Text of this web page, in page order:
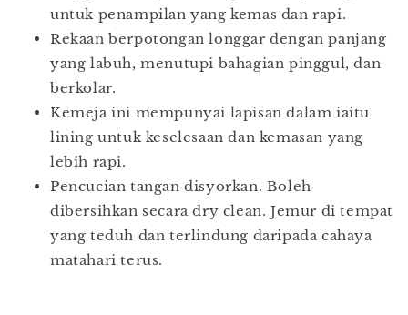
untuk penampilan yang kemas dan rapi.
Rekaan berpotongan longgar dengan panjang
yang labuh, menutupi bahagian pinggul, dan
berkolar.
Kemeja ini mempunyai lapisan dalam iaitu
lining untuk keselesaan dan kemasan yang
lebih rapi.
Pencucian tangan disyorkan. Boleh
dibersihkan secara dry clean. Jemur di tempat
yang teduh dan terlindung daripada cahaya
matahari terus.